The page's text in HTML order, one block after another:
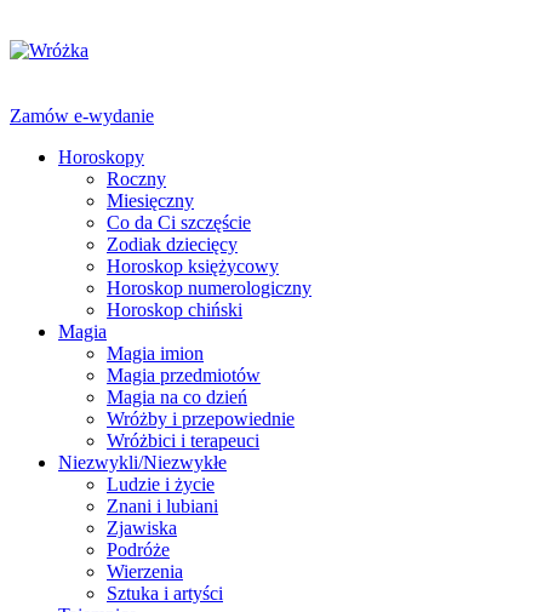
Zamów e-wydanie
Horoskopy
Roczny
Miesięczny
Co da Ci szczęście
Zodiak dziecięcy
Horoskop księżycowy
Horoskop numerologiczny
Horoskop chiński
Magia
Magia imion
Magia przedmiotów
Magia na co dzień
Wróżby i przepowiednie
Wróżbici i terapeuci
Niezwykli/Niezwykłe
Ludzie i życie
Znani i lubiani
Zjawiska
Podróże
Wierzenia
Sztuka i artyści